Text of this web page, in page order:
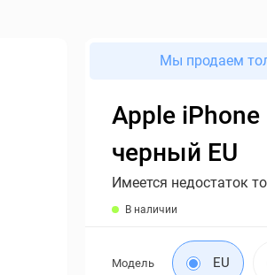
Мы продаем
Apple
черный EU
Имеется недостаток
В наличии
Модель EU